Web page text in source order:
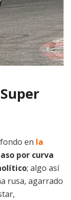
en la
por curva
; algo así
rusa, agarrado